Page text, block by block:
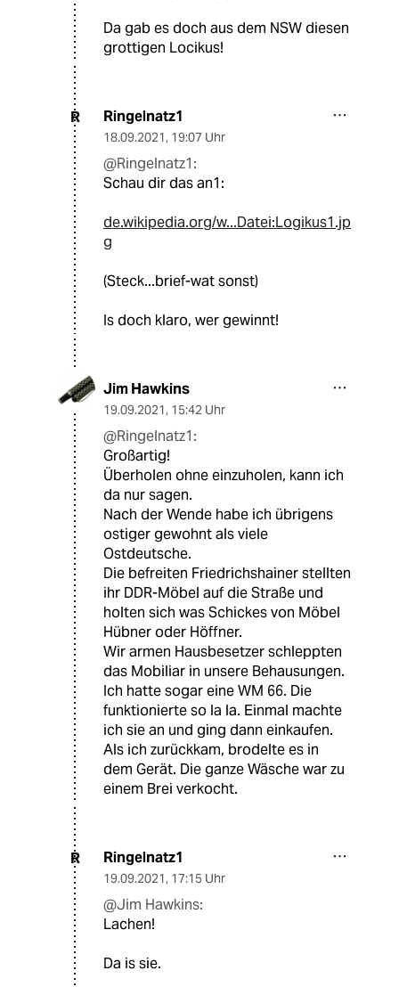
Da gab es doch aus dem NSW diesen
grottigen Locikus!
R Ringelnatz1
18.09.2021, 19:07 Uhr
@Ringelnatz1:
Schau dir das an1:
de.wikipedia.org/w...Datei:Logikus1.jp
g
(Steck...brief-wat sonst)
Is doch klaro, wer gewinnt!
Jim Hawkins
19.09.2021, 15:42 Uhr
@Ringelnatz1:
Großartig!
Überholen ohne einzuholen, kann ich
da nur sagen.
Nach der Wende habe ich übrigens
ostiger gewohnt als viele
Ostdeutsche.
Die befreiten Friedrichshainer stellten
ihr DDR-Möbel auf die Straße und
holten sich was Schickes von Möbel
Hübner oder Höffner.
Wir armen Hausbesetzer schleppten
das Mobiliar in unsere Behausungen.
Ich hatte sogar eine WM 66. Die
funktionierte so la la. Einmal machte
ich sie an und ging dann einkaufen.
Als ich zurückkam, brodelte es in
dem Gerät. Die ganze Wäsche war zu
einem Brei verkocht.
R Ringelnatz1
19.09.2021, 17:15 Uhr
@Jim Hawkins:
Lachen!
Da is sie.